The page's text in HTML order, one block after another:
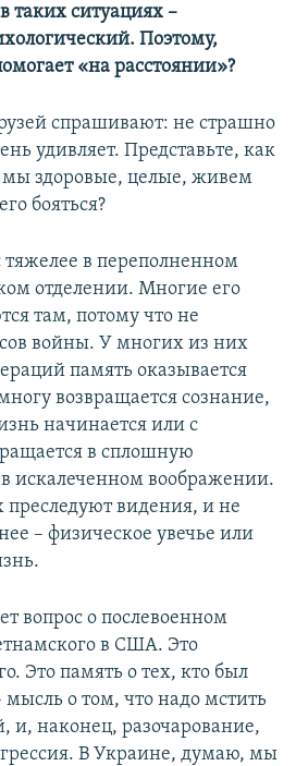
таких ситуациях –
Поэтому,
«на расстоянии»?
спрашивают: не страшно
удивляет. Представьте, как
здоровые, целые, живем
бояться?
тяжелее в переполненном
отделении. Многие его
там, потому что не
войны. У многих из них
память оказывается
возвращается сознание,
начинается или с
в сплошную
искалеченном воображении.
видения, и не
– физическое увечье или
вопрос о послевоенном
в США. Это
Это память о тех, кто был
мысль о том, что надо мстить
и, наконец, разочарование,
В Украине, думаю, мы